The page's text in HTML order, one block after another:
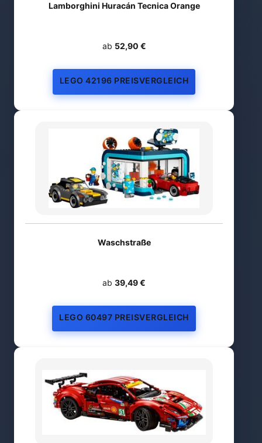
Lamborghini Huracán Tecnica Orange
ab 52,90 €
LEGO 42196 PREISVERGLEICH
Waschstraße
ab 39,49 €
LEGO 60497 PREISVERGLEICH